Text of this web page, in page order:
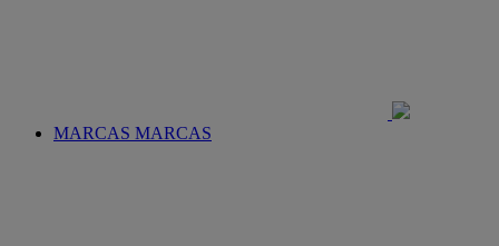
MARCAS MARCAS